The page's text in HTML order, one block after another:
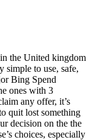
the United kingdom
simple to use, safe,
Bing Spend
ones with 3
any offer, it’s
quit lost something
decision on the the
choices, especially